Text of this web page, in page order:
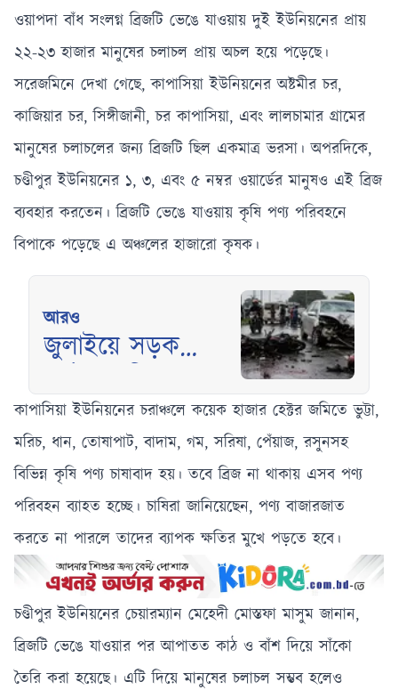
ওয়াপদা বাঁধ সংলগ্ন ব্রিজটি ভেঙে যাওয়ায় দুই ইউনিয়নের প্রায়
২২-২৩ হাজার মানুষের চলাচল প্রায় অচল হয়ে পড়েছে।
সরেজমিনে দেখা গেছে, কাপাসিয়া ইউনিয়নের অষ্টমীর চর,
কাজিয়ার চর, সিঙ্গীজানী, চর কাপাসিয়া, এবং লালচামার গ্রামের
মানুষের চলাচলের জন্য ব্রিজটি ছিল একমাত্র ভরসা। অপরদিকে,
চণ্ডীপুর ইউনিয়নের ১, ৩, এবং ৫ নম্বর ওয়ার্ডের মানুষও এই ব্রিজ
ব্যবহার করতেন। ব্রিজটি ভেঙে যাওয়ায় কৃষি পণ্য পরিবহনে
বিপাকে পড়েছে এ অঞ্চলের হাজারো কৃষক।
আরও
জুলাইয়ে সড়ক
চারশো ষোল আহত
ছয়শো ঊনত্রিশ
কাপাসিয়া ইউনিয়নের চরাঞ্চলে কয়েক হাজার হেক্টর জমিতে ভুট্টা,
মরিচ, ধান, তোষাপাট, বাদাম, গম, সরিষা, পেঁয়াজ, রসুনসহ
বিভিন্ন কৃষি পণ্য চাষাবাদ হয়। তবে ব্রিজ না থাকায় এসব পণ্য
পরিবহন ব্যাহত হচ্ছে। চাষিরা জানিয়েছেন, পণ্য বাজারজাত
করতে না পারলে তাদের ব্যাপক ক্ষতির মুখে পড়তে হবে।
চণ্ডীপুর ইউনিয়নের চেয়ারম্যান মেহেদী মোস্তফা মাসুম জানান,
ব্রিজটি ভেঙে যাওয়ার পর আপাতত কাঠ ও বাঁশ দিয়ে সাঁকো
তৈরি করা হয়েছে। এটি দিয়ে মানুষের চলাচল সম্ভব হলেও